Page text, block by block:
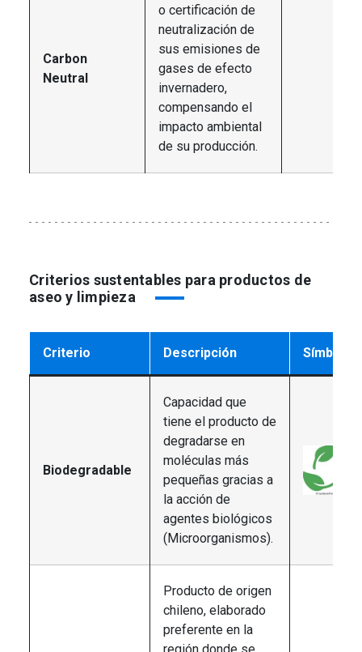
Carbon
Neutral
o certificación de
neutralización de
sus emisiones de
gases de efecto
invernadero,
compensando el
impacto ambiental
de su producción.
Criterios sustentables para productos de
aseo y limpieza
Criterio Descripción Símbolo
Biodegradable
Capacidad que
tiene el producto de
degradarse en
moléculas más
pequeñas gracias a
la acción de
agentes biológicos
(Microorganismos).
Producto de origen
chileno, elaborado
preferente en la